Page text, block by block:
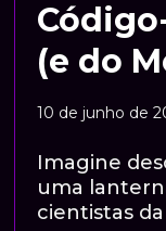
(e do
10 de junho de
Imagine
uma
cientistas